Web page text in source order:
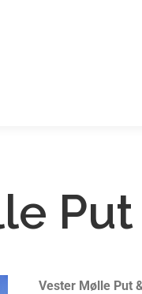
Put
Vester Mølle Put